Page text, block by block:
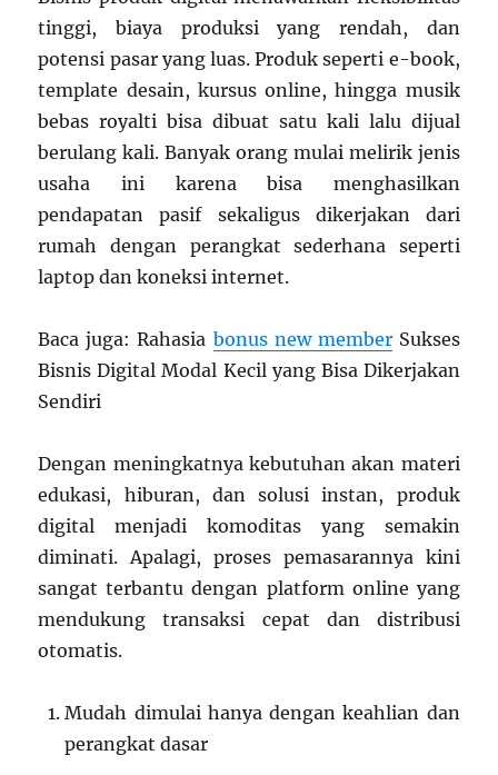
tinggi, biaya produksi yang rendah, dan
potensi pasar yang luas. Produk seperti e-book,
template desain, kursus online, hingga musik
bebas royalti bisa dibuat satu kali lalu dijual
berulang kali. Banyak orang mulai melirik jenis
usaha ini karena bisa menghasilkan
pendapatan pasif sekaligus dikerjakan dari
rumah dengan perangkat sederhana seperti
laptop dan koneksi internet.
Baca juga: Rahasia bonus new memberSukses
Bisnis Digital Modal Kecil yang Bisa Dikerjakan
Sendiri
Dengan meningkatnya kebutuhan akan materi
edukasi, hiburan, dan solusi instan, produk
digital menjadi komoditas yang semakin
diminati. Apalagi, proses pemasarannya kini
sangat terbantu dengan platform online yang
mendukung transaksi cepat dan distribusi
otomatis.
Mudah dimulai hanya dengan keahlian dan
perangkat dasar